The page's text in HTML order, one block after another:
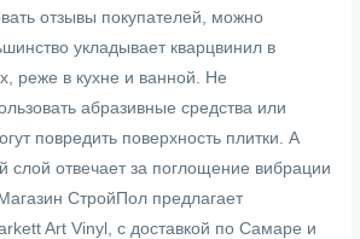
отзывы покупателей, можно
укладывает кварцвинил в
реже в кухне и ванной. Не
абразивные средства или
повредить поверхность плитки. А
отвечает за поглощение вибрации
СтройПол предлагает
Art Vinyl, с доставкой по Самаре и